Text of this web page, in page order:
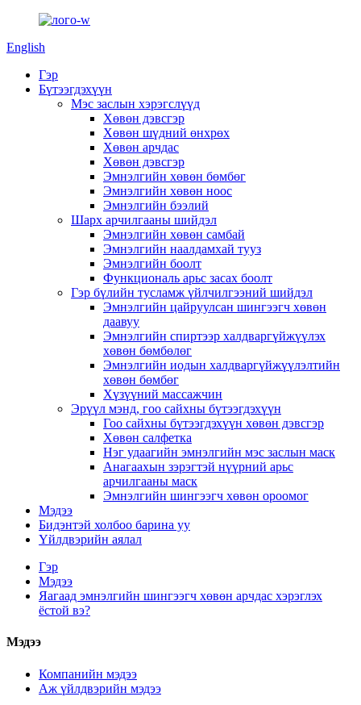
English
Гэр
Бүтээгдэхүүн
Мэс заслын хэрэгслүүд
Хөвөн дэвсгэр
Хөвөн шүдний өнхрөх
Хөвөн арчдас
Хөвөн дэвсгэр
Эмнэлгийн хөвөн бөмбөг
Эмнэлгийн хөвөн ноос
Эмнэлгийн бээлий
Шарх арчилгааны шийдэл
Эмнэлгийн хөвөн самбай
Эмнэлгийн наалдамхай тууз
Эмнэлгийн боолт
Функциональ арьс засах боолт
Гэр бүлийн тусламж үйлчилгээний шийдэл
Эмнэлгийн цайруулсан шингээгч хөвөн
даавуу
Эмнэлгийн спиртээр халдваргүйжүүлэх
хөвөн бөмбөлөг
Эмнэлгийн иодын халдваргүйжүүлэлтийн
хөвөн бөмбөг
Хүзүүний массажчин
Эрүүл мэнд, гоо сайхны бүтээгдэхүүн
Гоо сайхны бүтээгдэхүүн хөвөн дэвсгэр
Хөвөн салфетка
Нэг удаагийн эмнэлгийн мэс заслын маск
Анагаахын зэрэгтэй нүүрний арьс
арчилгааны маск
Эмнэлгийн шингээгч хөвөн ороомог
Мэдээ
Бидэнтэй холбоо барина уу
Үйлдвэрийн аялал
Гэр
Мэдээ
Яагаад эмнэлгийн шингээгч хөвөн арчдас хэрэглэх
ёстой вэ?
Мэдээ
Компанийн мэдээ
Аж үйлдвэрийн мэдээ